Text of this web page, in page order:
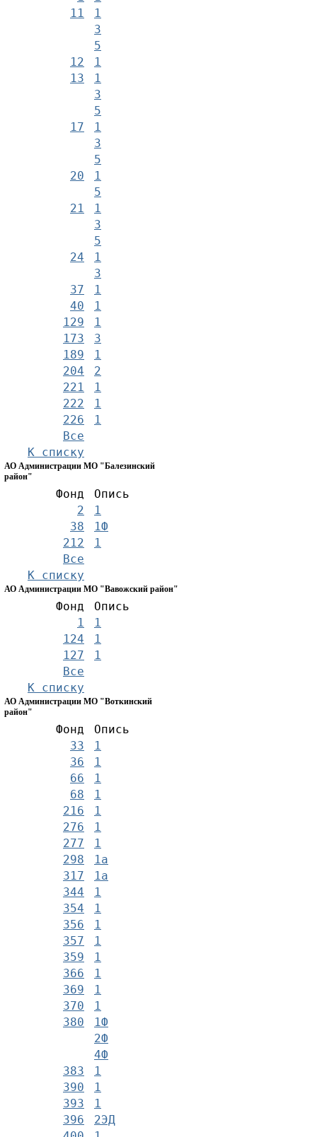
11
1
3
5
12
1
13
1
3
5
17
1
3
5
20
1
5
21
1
3
5
24
1
3
37
1
40
129
1
173
1
189
3
204
1
2
221
1
222
1
226
1
Все
К списку
АО Администрации МО "Балезинский
район"
Фонд
Опись
2
1
38
1Ф
212
1
Все
К списку
АО Администрации МО "Вавожский район"
Фонд
Опись
1
1
124
1
127
1
Все
К списку
АО Администрации МО "Воткинский
район"
Фонд
Опись
33
1
36
1
66
1
68
1
216
1
276
1
277
1
298
1а
317
1а
344
1
354
1
356
1
357
1
359
1
366
1
369
1
370
1
380
1Ф
2Ф
4Ф
383
1
390
1
393
1
396
2ЭД